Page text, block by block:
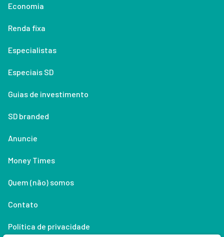
Economia
Renda fixa
Especialistas
Especiais SD
Guias de investimento
SD branded
Anuncie
Money Times
Quem (não) somos
Contato
Política de privacidade